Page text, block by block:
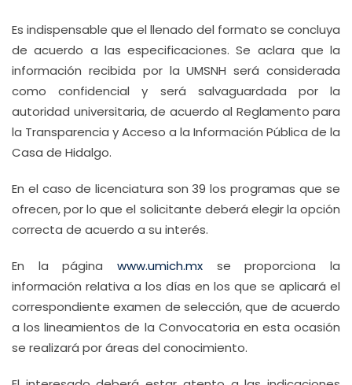
Es indispensable que el llenado del formato se concluya
de acuerdo a las especificaciones. Se aclara que la
información recibida por la UMSNH será considerada
como confidencial y será salvaguardada por la
autoridad universitaria, de acuerdo al Reglamento para
la Transparencia y Acceso a la Información Pública de la
Casa de Hidalgo.
En el caso de licenciatura son 39 los programas que se
ofrecen, por lo que el solicitante deberá elegir la opción
correcta de acuerdo a su interés.
En la página www.umich.mx se proporciona la
información relativa a los días en los que se aplicará el
correspondiente examen de selección, que de acuerdo
a los lineamientos de la Convocatoria en esta ocasión
se realizará por áreas del conocimiento.